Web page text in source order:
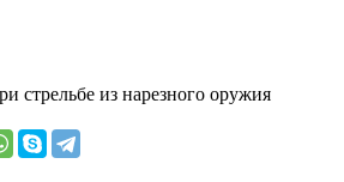
стрельбе из нарезного оружия